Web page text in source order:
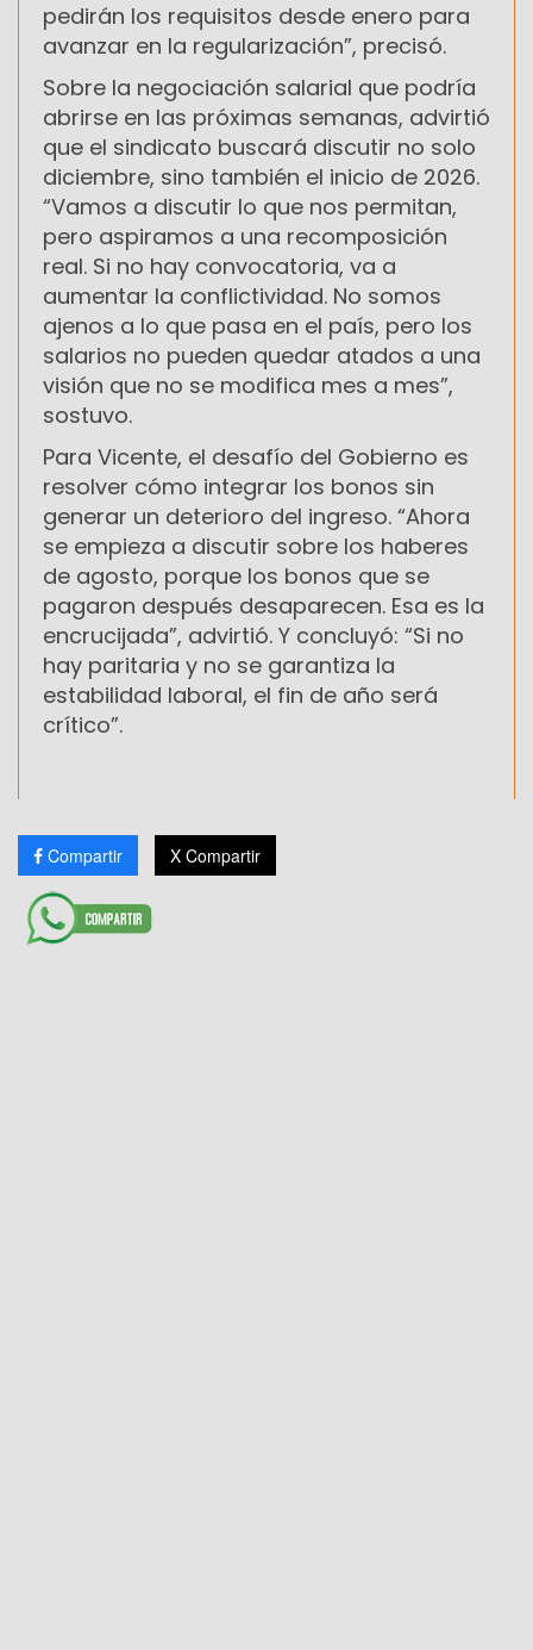
pedirán los requisitos desde enero para
avanzar en la regularización”, precisó.
Sobre la negociación salarial que podría
abrirse en las próximas semanas, advirtió
que el sindicato buscará discutir no solo
diciembre, sino también el inicio de 2026.
“Vamos a discutir lo que nos permitan,
pero aspiramos a una recomposición
real. Si no hay convocatoria, va a
aumentar la conflictividad. No somos
ajenos a lo que pasa en el país, pero los
salarios no pueden quedar atados a una
visión que no se modifica mes a mes”,
sostuvo.
Para Vicente, el desafío del Gobierno es
resolver cómo integrar los bonos sin
generar un deterioro del ingreso. “Ahora
se empieza a discutir sobre los haberes
de agosto, porque los bonos que se
pagaron después desaparecen. Esa es la
encrucijada”, advirtió. Y concluyó: “Si no
hay paritaria y no se garantiza la
estabilidad laboral, el fin de año será
crítico”.
Compartir X Compartir